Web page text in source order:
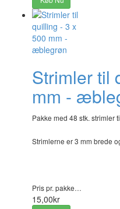
Strimler til
mm -
Pakke med 48 stk. strimler
Strimlerne er 3 mm brede
Pris pr. pakke…
15,00kr